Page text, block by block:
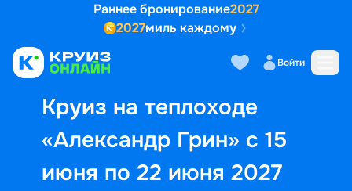
Раннее бронирование2027
2027миль каждому
Войти
Круиз на теплоходе
«Александр Грин» с 15
июня по 22 июня 2027
Выбор кают Маршрут и